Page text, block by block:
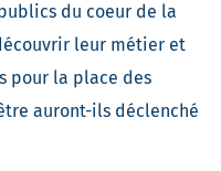
du coeur de la
leur métier et
pour la place des
auront-ils déclenché